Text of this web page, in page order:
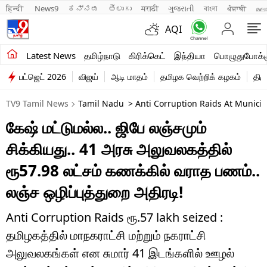
हिन्दी News9 ಕನ್ನಡ తెలుగు मराठी ગુજરાતી বাংলা ਪੰਜਾਬੀ
AQI
Latest News தமிழ்நாடு கிரிக்கெட் இந்தியா
சமீபத்திய செய்திகள்
தமிழ்நாடு
இந்தியா
உலகம்
விளையாட்டு
பொழுதுபோக்கு
லைஃப்ஸ்டைல்
வணிகம்
பட்ஜெட் 2026 விஜய் ஆடி மாதம் தமிழக வெற்றிக் கழகம்
TV9 Tamil News Tamil Nadu > Anti Corruption Raids At
கேஷ் மட்டுமல்ல.. ஜிபே லஞ்சமும்
சிக்கியது.. 41 அரசு அலுவலகத்தில்
ரூ57.98 லட்சம் கணக்கில் வராத பணம்..
லஞ்ச ஒழிப்புத்துறை அதிரடி!
Anti Corruption Raids ரூ.57 lakh seized :
தமிழகத்தில் மாநகராட்சி மற்றும் நகராட்சி
அலுவலகங்கள் என சுமார் 41 இடங்களில் ஊழல்